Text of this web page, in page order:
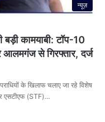
न्यूज़
कामयाबी: टॉप-10
आलमगंज से गिरफ्तार, दर्ज
के खिलाफ चलाए जा रहे विशेष
एसटीएफ (STF)…